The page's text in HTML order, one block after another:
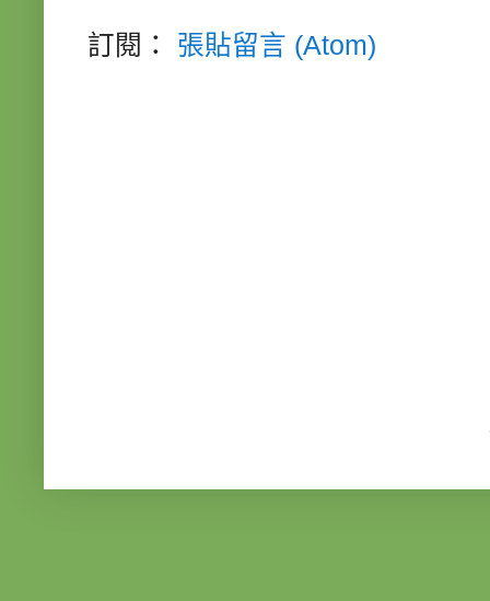
訂閱： 張貼留言 (Atom)